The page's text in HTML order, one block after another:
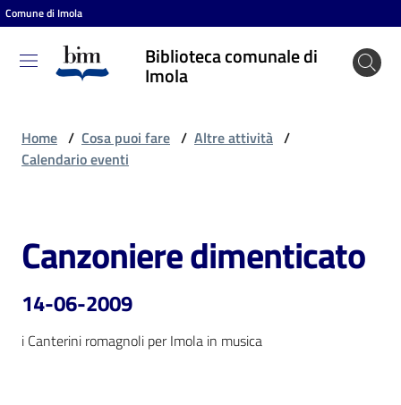
Vai al contenuto
Vai alla navigazione
Vai al footer
Comune di Imola
Biblioteca comunale di
Imola
Biblioteca
comunale
Cosa
puoi
fare
Home / Cosa puoi fare / Altre attività /
Calendario eventi
Salta al contenuto
Canzoniere dimenticato
14-06-2009
i Canterini romagnoli per Imola in musica